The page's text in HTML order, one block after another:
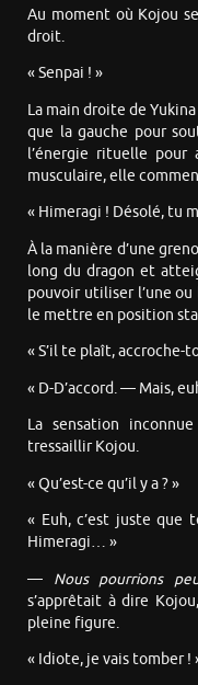
Au moment où Kojou
droit.
« Senpai ! »
La main droite de
que la gauche pour
l’énergie rituelle pour
musculaire, elle
« Himeragi ! Désolé, tu
À la manière d’une
long du dragon et
pouvoir utiliser l’une ou
le mettre en position
« S’il te plaît, accroche-
« D-D’accord. — Mais,
La sensation
tressaillir Kojou.
« Qu’est-ce qu’il y a ? »
« Euh, c’est juste que
Himeragi… »
— Nous pourrions
s’apprêtait à dire
pleine figure.
« Idiote, je vais tomber !